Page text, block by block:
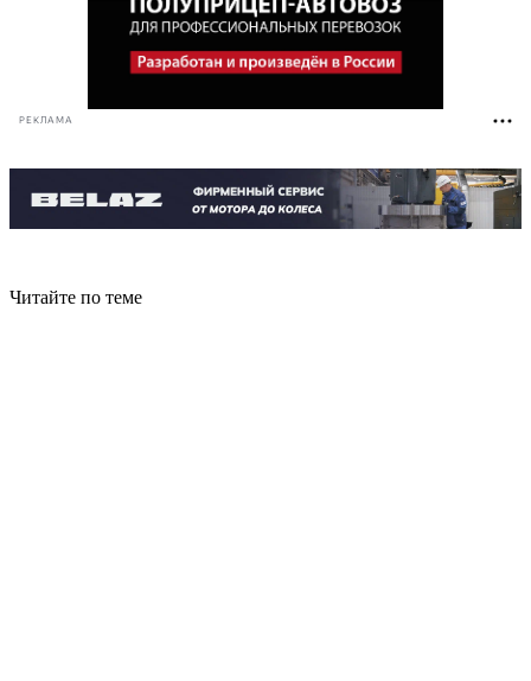
РЕКЛАМА
Читайте по теме